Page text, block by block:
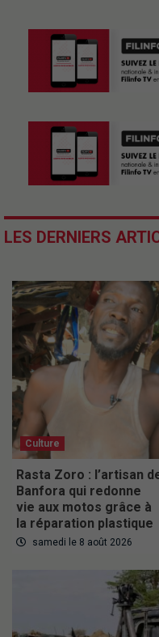
LES DERNIERS
Culture
Rasta Zoro : l’artisan
Banfora qui redonne
vie aux motos grâce à
la réparation plastique
samedi le 8 août 2026